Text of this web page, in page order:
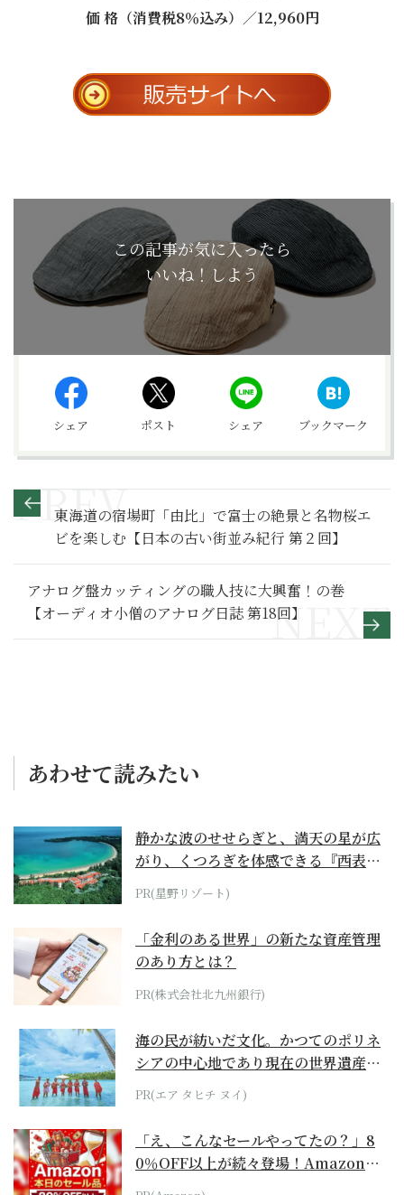
価 格（消費税8％込み）／12,960円
この記事が気に入ったら
いいね！しよう
シェア ポスト シェア ブックマーク
東海道の宿場町「由比」で富士の絶景と名物桜エ
ビを楽しむ【日本の古い街並み紀行 第２回】
アナログ盤カッティングの職人技に大興奮！の巻
【オーディオ小僧のアナログ日誌 第18回】
あわせて読みたい
静かな波のせせらぎと、満天の星が広
がり、くつろぎを体感できる『西表島
ホテル by...
PR(星野リゾート)
「金利のある世界」の新たな資産管理
のあり方とは？
PR(株式会社北九州銀行)
海の民が紡いだ文化。かつてのポリネ
シアの中心地であり現在の世界遺産か
らみえてくる...
PR(エア タヒチ ヌイ)
「え、こんなセールやってたの？」8
0％OFF以上が続々登場！Amazonの
本気が...